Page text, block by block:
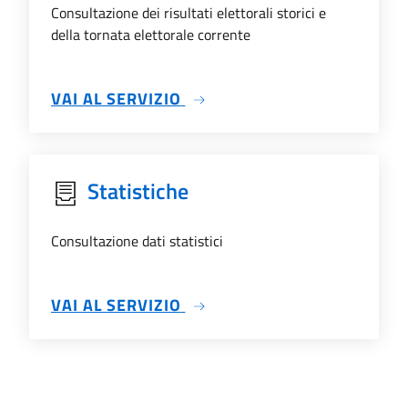
Consultazione dei risultati elettorali storici e
della tornata elettorale corrente
VAI AL SERVIZIO SU ELEZIONI ONLINE
Statistiche
Consultazione dati statistici
VAI AL SERVIZIO SU STATISTICHE